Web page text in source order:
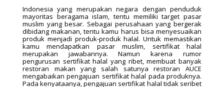
Indonesia yang merupakan negara dengan penduduk
mayoritas beragama islam, tentu memiliki target pasar
muslim yang besar. Sebagai perusahaan yang bergerak
dibidang makanan, tentu kamu harus bisa menyesuaikan
produk menjadi produk-produk halal. Untuk memastikan
kamu mendapatkan pasar muslim, sertifikat halal
merupakan jawabannya. Namun karena rumor
pengurusan sertifikat halal yang ribet, membuat banyak
restoran makan yang salah satunya restoran AUCE
mengabaikan pengajuan sertifikat halal pada produknya.
Pada kenyataanya, pengajuan sertifikat halal tidak seribet